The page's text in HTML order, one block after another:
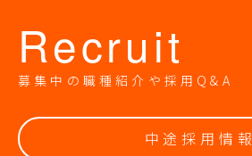
Recruit
募集中の職種紹介や採用Q&A
中途採用情報